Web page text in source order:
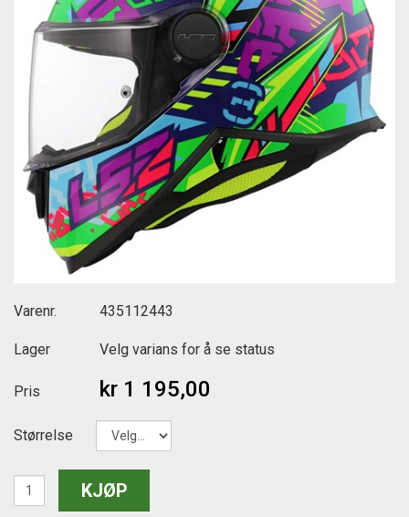
Varenr. 435112443
Lager Velg varians for å se status
Pris kr 1 195,00
Størrelse